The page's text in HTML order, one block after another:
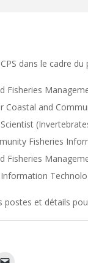
dans le cadre
Fisheries
Coastal and
Fisheries
Fisheries
postes et détails